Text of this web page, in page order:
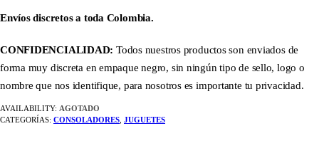
Envíos discretos a toda Colombia.
CONFIDENCIALIDAD: Todos nuestros productos son enviados de
forma muy discreta en empaque negro, sin ningún tipo de sello, logo o
nombre que nos identifique, para nosotros es importante tu privacidad.
AVAILABILITY: AGOTADO
CATEGORÍAS: CONSOLADORES JUGUETES